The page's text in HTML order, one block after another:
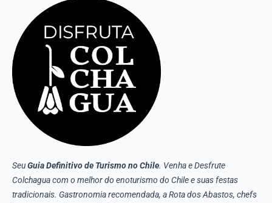
SeuGuia Definitivo de Turismo no Chile. Venha e Desfrute
Colchagua com o melhor do enoturismo do Chile e suas festas
tradicionais. Gastronomia recomendada, a Rota dos Abastos, chefs